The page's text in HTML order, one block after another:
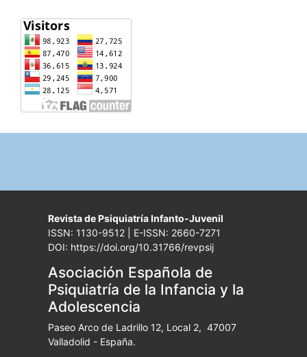
Revista de Psiquiatría Infanto-Juvenil
ISSN: 1130-9512 | E-ISSN: 2660-7271
DOI: https://doi.org/10.31766/revpsij
Asociación Española de
Psiquiatría de la Infancia y la
Adolescencia
Paseo Arco de Ladrillo 12, Local 2, 47007
Valladolid - España.